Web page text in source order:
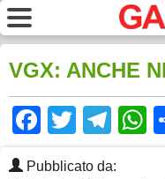
VGX: ANCHE
Facebook
Twitter
Pubblicato da: